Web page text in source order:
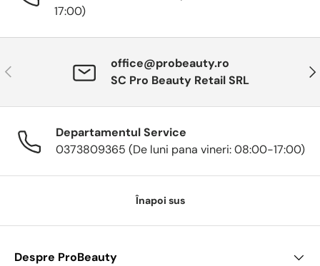
17:00)
Anterior
office@probeauty.ro
SC Pro Beauty Retail SRL
Departamentul Service
0373809365 (De luni pana vineri: 08:00-17:00)
Înapoi sus
Despre ProBeauty